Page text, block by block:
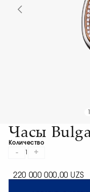
Часы
Количество
- +
220 000 000,00 UZS